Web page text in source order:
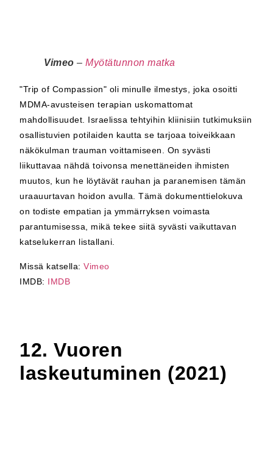
Vimeo –Myötätunnon matka
"Trip of Compassion" oli minulle ilmestys, joka osoitti
MDMA-avusteisen terapian uskomattomat
mahdollisuudet. Israelissa tehtyihin kliinisiin tutkimuksiin
osallistuvien potilaiden kautta se tarjoaa toiveikkaan
näkökulman trauman voittamiseen. On syvästi
liikuttavaa nähdä toivonsa menettäneiden ihmisten
muutos, kun he löytävät rauhan ja paranemisen tämän
uraauurtavan hoidon avulla. Tämä dokumenttielokuva
on todiste empatian ja ymmärryksen voimasta
parantumisessa, mikä tekee siitä syvästi vaikuttavan
katselukerran listallani.
Missä katsella:Vimeo
IMDB: IMDB
12. Vuoren
laskeutuminen (2021)